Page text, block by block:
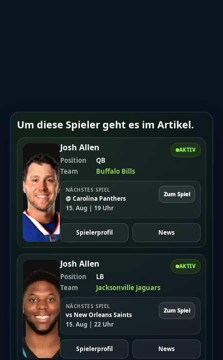
Um diese Spieler geht es im Artikel.
AKTIV
Josh Allen
Position
QB
Team
Buffalo Bills
NÄCHSTES SPIEL
@ Carolina Panthers
15. Aug | 19 Uhr
Zum Spiel
Spielerprofil News
AKTIV
Josh Allen
Position
LB
Team
Jacksonville Jaguars
NÄCHSTES SPIEL
vs New Orleans Saints
15. Aug | 22 Uhr
Zum Spiel
Spielerprofil News